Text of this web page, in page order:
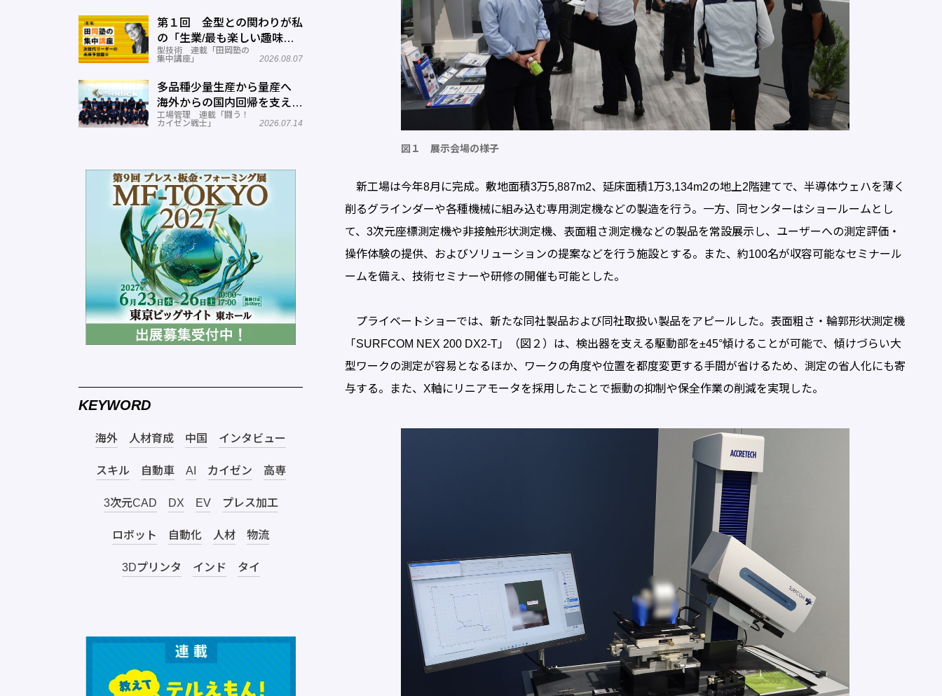
図１ 展示会場の様子
新工場は今年8月に完成。敷地面積3万5,887m2、延床面積1万3,134m2の地上2階建てで、半導体ウェハを薄く
削るグラインダーや各種機械に組み込む専用測定機などの製造を行う。一方、同センターはショールームとし
て、3次元座標測定機や非接触形状測定機、表面粗さ測定機などの製品を常設展示し、ユーザーへの測定評価・
操作体験の提供、およびソリューションの提案などを行う施設とする。また、約100名が収容可能なセミナール
ームを備え、技術セミナーや研修の開催も可能とした。
プライベートショーでは、新たな同社製品および同社取扱い製品をアピールした。表面粗さ・輪郭形状測定機
「SURFCOM NEX 200 DX2-T」（図２）は、検出器を支える駆動部を±45°傾けることが可能で、傾けづらい大
型ワークの測定が容易となるほか、ワークの角度や位置を都度変更する手間が省けるため、測定の省人化にも寄
与する。また、X軸にリニアモータを採用したことで振動の抑制や保全作業の削減を実現した。
第１回 金型との関わりが私
の「生業/最も楽しい趣味」
に！
型技術 連載「田岡塾の
集中講座」
2026.08.07
多品種少量生産から量産へ
海外からの国内回帰を支える
現場改善―ソディック 加賀
工場管理 連載「闘う！
カイゼン戦士」
2026.07.14
KEYWORD
海外 人材育成 中国 インタビュー
スキル 自動車 AI カイゼン 高専
3次元CAD DX EV プレス加工
ロボット 自動化 人材 物流
3Dプリンタ インド タイ